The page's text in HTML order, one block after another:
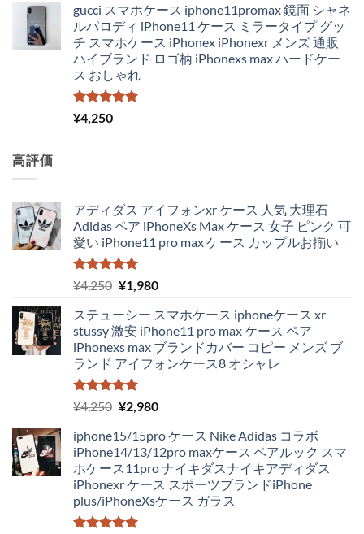
価
格
は
¥4,300
で
し
の
価
格
は
gucci スマホケース iphone11promax 鏡面 シャネ
ルパロディ iPhone11 ケース ミラータイプ グッ
チ スマホケース iPhonex iPhonexr メンズ 通販
ハイブランド ロゴ柄 iPhonexs max ハードケー
ス おしゃれ
5段階中
5.00
¥4,250
高評価
アディダス アイフォンxr ケース 人気 大理石
Adidas ペア iPhoneXs Max ケース 女子 ピンク 可
愛い iPhone11 pro max ケース カップルお揃い
5段階中
5.00
の評価
¥4,250 元
価
格
は
¥4,250
で
し
¥1,980現
の
価
格
は
で
ステューシー スマホケース iphoneケース xr
stussy 激安 iPhone11 pro max ケース ペア
iPhonexs max ブランドカバー コピー メンズ ブ
ランド アイフォンケース8 オシャレ
5段階中
5.00
の評価
¥4,250 元
価
格
は
¥4,250
で
し
¥2,980現
の
価
格
は
¥2,980
iphone15/15pro ケース Nike Adidas コラボ
iPhone14/13/12pro maxケース ペアルック スマ
ホケース11pro ナイキダスナイキアディダス
iPhonexr ケース スポーツブランドiPhone
plus/iPhoneXsケース ガラス